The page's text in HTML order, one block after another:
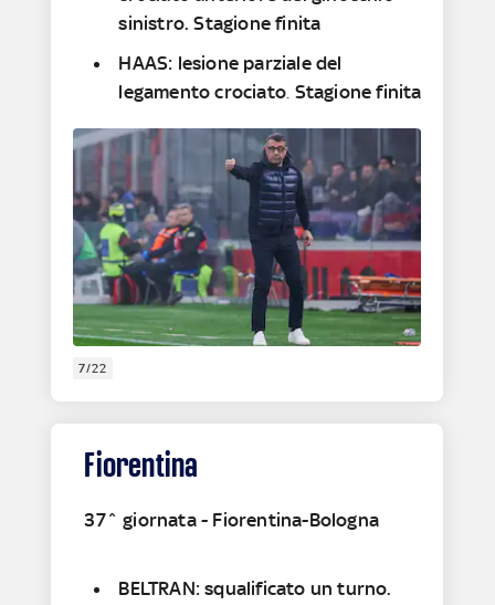
sinistro. Stagione finita
HAAS: lesione parziale del
legamento crociato Stagione finita
7/22
Fiorentina
37^ giornata - Fiorentina-Bologna
BELTRAN: squalificato un turno.